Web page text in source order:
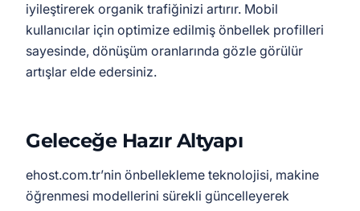
iyileştirerek organik trafiğinizi artırır. Mobil
kullanıcılar için optimize edilmiş önbellek profilleri
sayesinde, dönüşüm oranlarında gözle görülür
artışlar elde edersiniz.
Geleceğe Hazır Altyapı
ehost.com.tr’nin önbellekleme teknolojisi, makine
öğrenmesi modellerini sürekli güncelleyerek